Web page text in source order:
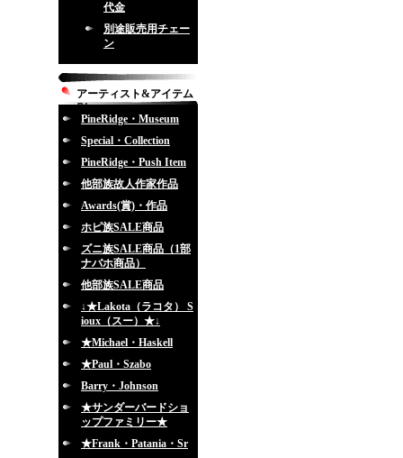
代金
別途販売用チェー
ン
アーティスト&アイテム
別
PineRidge・Museum
Special・Collection
PineRidge・Push Item
他部族故人作家作品
Awards(賞)・作品
ホピ族SALE商品
ズニ族SALE商品（1部
ナバホ商品）
他部族SALE商品
↓★Lakota（ラコタ） S
ioux（スー）★↓
★Michael・Haskell
★Paul・Szabo
Barry・Johnson
★サンダーバードショ
ップファミリー★
★Frank・Patania・Sr